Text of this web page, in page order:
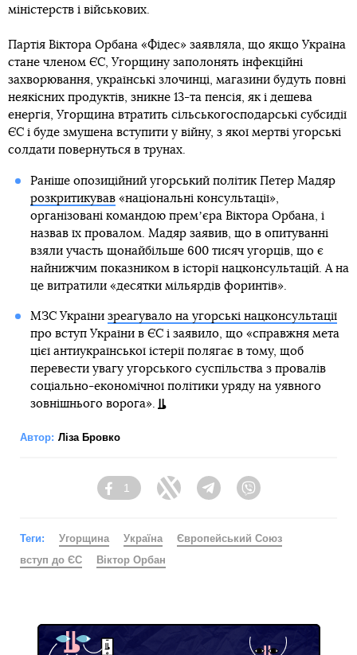
міністерств і військових.
Партія Віктора Орбана «Фідес» заявляла, що якщо Україна
стане членом ЄС, Угорщину заполонять інфекційні
захворювання, українські злочинці, магазини будуть повні
неякісних продуктів, зникне 13-та пенсія, як і дешева
енергія, Угорщина втратить сільськогосподарські субсидії
ЄС і буде змушена вступити у війну, з якої мертві угорські
солдати повернуться в трунах.
Раніше опозиційний угорський політик Петер Мадяр
розкритикував«національні консультації»,
організовані командою премʼєра Віктора Орбана, і
назвав їх провалом. Мадяр заявив, що в опитуванні
взяли участь щонайбільше 600 тисяч угорців, що є
найнижчим показником в історії нацконсультацій. А на
це витратили «десятки мільярдів форинтів».
МЗС України зреагувало на угорські нацконсультації
про вступ України в ЄС і заявило, що «справжня мета
цієї антиукраїнської істерії полягає в тому, щоб
перевести увагу угорського суспільства з провалів
соціально-економічної політики уряду на уявного
зовнішнього ворога».
Автор: Ліза Бровко
Facebook
1
Twitter Telegram
Теги: Угорщина Україна
Європейський Союз
вступ до ЄС
Віктор Орбан